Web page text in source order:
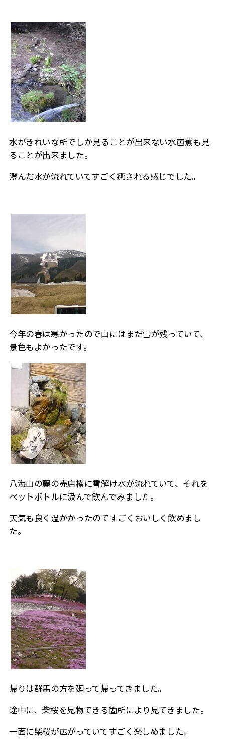
水がきれいな所でしか見ることが出来ない水芭蕉も見
ることが出来ました。
澄んだ水が流れていてすごく癒される感じでした。
今年の春は寒かったので山にはまだ雪が残っていて、
景色もよかったです。
八海山の麓の売店横に雪解け水が流れていて、それを
ペットボトルに汲んで飲んでみました。
天気も良く温かかったのですごくおいしく飲めまし
た。
帰りは群馬の方を廻って帰ってきました。
途中に、柴桜を見物できる箇所により見てきました。
一面に柴桜が広がっていてすごく楽しめました。